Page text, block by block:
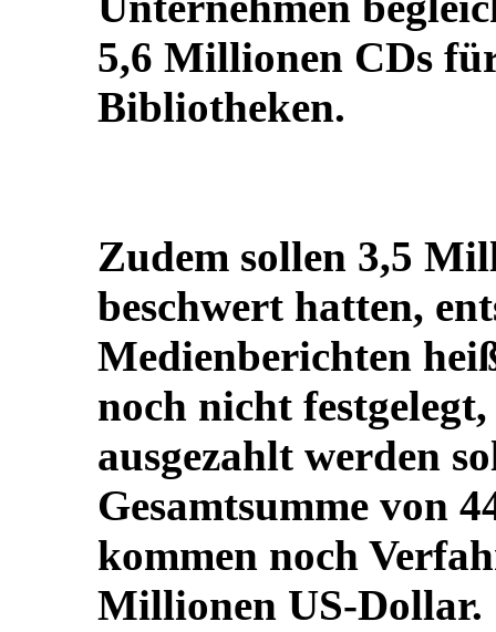
5,6 Millionen CDs
Bibliotheken.
Zudem sollen 3,5
beschwert hatten,
Medienberichten
noch nicht
ausgezahlt werden
Gesamtsumme von
kommen noch
Millionen US-Dollar.